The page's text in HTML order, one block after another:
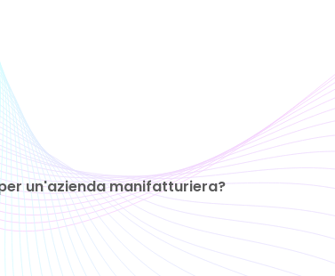
un'azienda manifatturiera?